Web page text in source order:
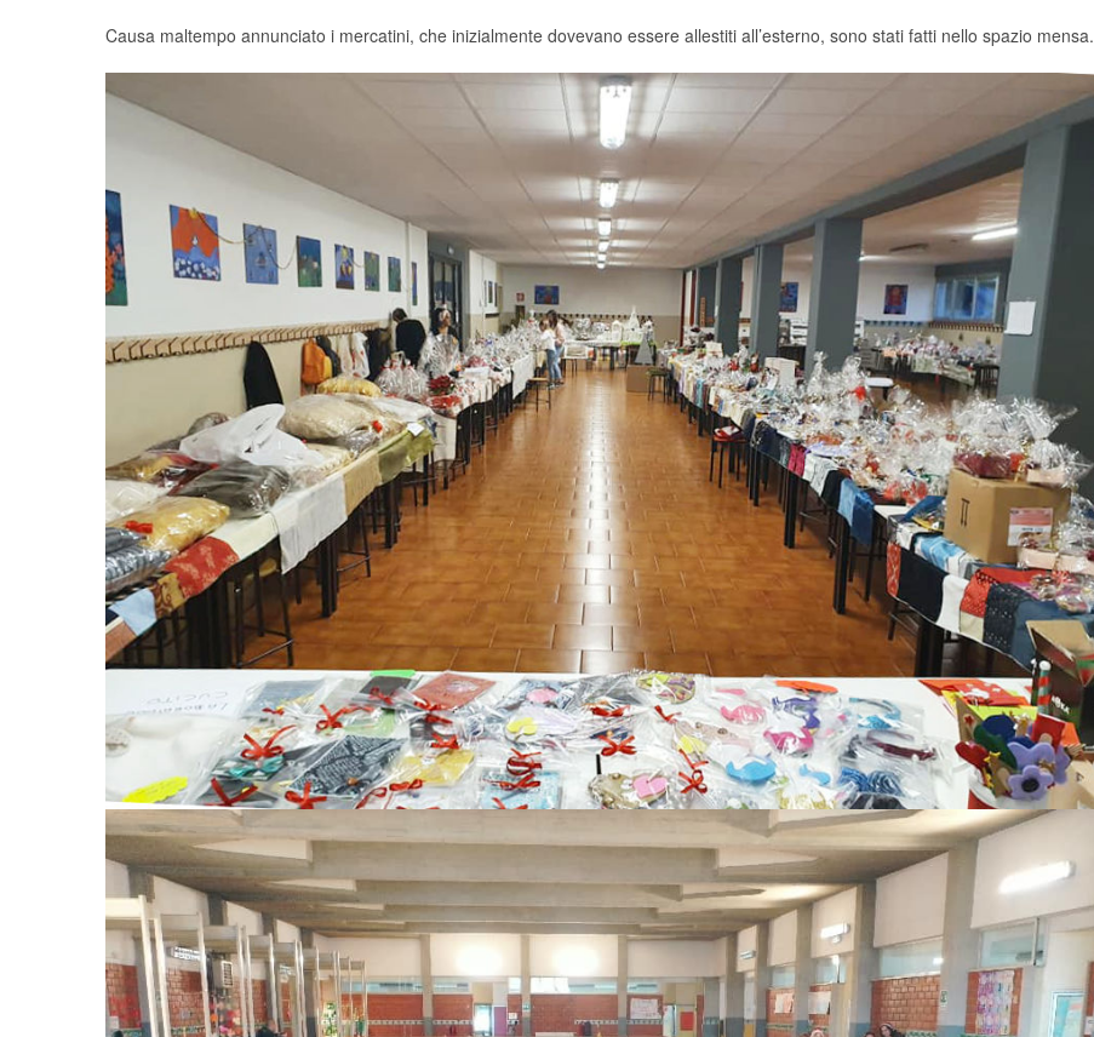
Causa maltempo annunciato i mercatini, che inizialmente dovevano essere allestiti all’esterno, sono stati fatti nello spazio mensa.